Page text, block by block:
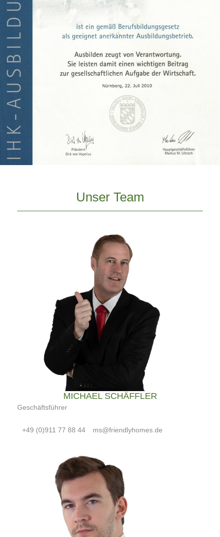
Unser Team
MICHAEL SCHÄFFLER
Geschäftsführer
+49 (0)911 77 88 44 ms@friendlyhomes.de